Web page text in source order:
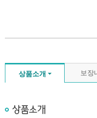
상품소개 보장